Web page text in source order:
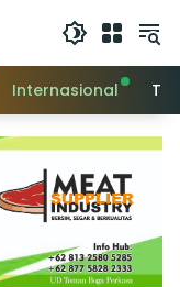
Internasional